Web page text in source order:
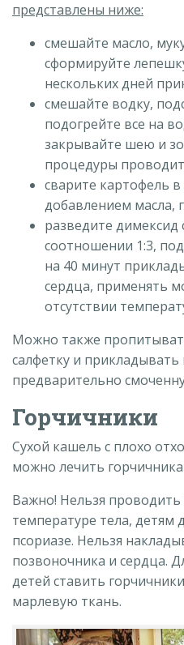
представлены ниже:
смешайте масло,
сформируйте
нескольких дней
смешайте водку,
подогрейте все на
закрывайте шею и
процедуры
сварите картофель
добавлением масла,
разведите димексид
соотношении 1:3,
на 40 минут
сердца, применять
отсутствии
Можно также
салфетку и прикладывать
предварительно
Горчичники
Сухой кашель с плохо
можно лечить
Важно! Нельзя
температуре тела, детям
псориазе. Нельзя
позвоночника и сердца.
детей ставить
марлевую ткань.